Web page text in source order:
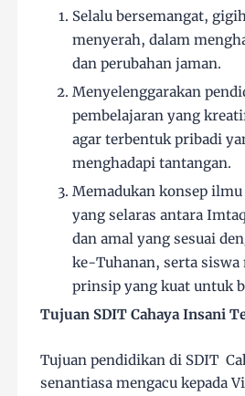
Selalu bersemangat,
menyerah, dalam
dan perubahan jaman.
Menyelenggarakan
pembelajaran yang
agar terbentuk pribadi
menghadapi tantangan.
Memadukan konsep
yang selaras antara
dan amal yang sesuai
ke-Tuhanan, serta
prinsip yang kuat untuk
Tujuan SDIT Cahaya Insani
Tujuan pendidikan di SDIT
senantiasa mengacu kepada